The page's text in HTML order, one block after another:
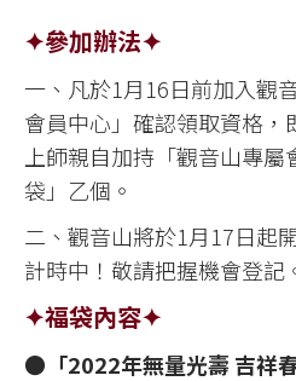
✦參加辦法✦
一、凡於1月16日前加入觀
會員中心」確認領取資格，
上師親自加持「觀音山專
袋」乙個。
二、觀音山將於1月17日起
計時中！敬請把握機會登記
✦福袋內容✦
● 「2022年無量光壽 吉祥